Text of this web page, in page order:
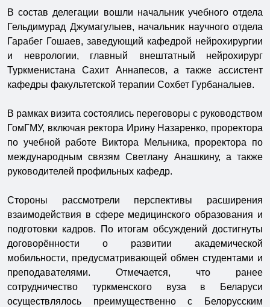
В состав делегации вошли начальник учебного отдела
Гельдимурад Джумагулыев, начальник научного отдела
Гарабег Гошаев, заведующий кафедрой нейрохирургии
и неврологии, главный внештатный нейрохирург
Туркменистана Сахит Аннапесов, а также ассистент
кафедры факультетской терапии Сохбет Гурбаналыев.
В рамках визита состоялись переговоры с руководством
ГомГМУ, включая ректора Ирину Назаренко, проректора
по учебной работе Виктора Мельника, проректора по
международным связям Светлану Анашкину, а также
руководителей профильных кафедр.
Стороны рассмотрели перспективы расширения
взаимодействия в сфере медицинского образования и
подготовки кадров. По итогам обсуждений достигнуты
договорённости о развитии академической
мобильности, предусматривающей обмен студентами и
преподавателями. Отмечается, что ранее
сотрудничество туркменского вуза в Беларуси
осуществлялось преимущественно с Белорусским